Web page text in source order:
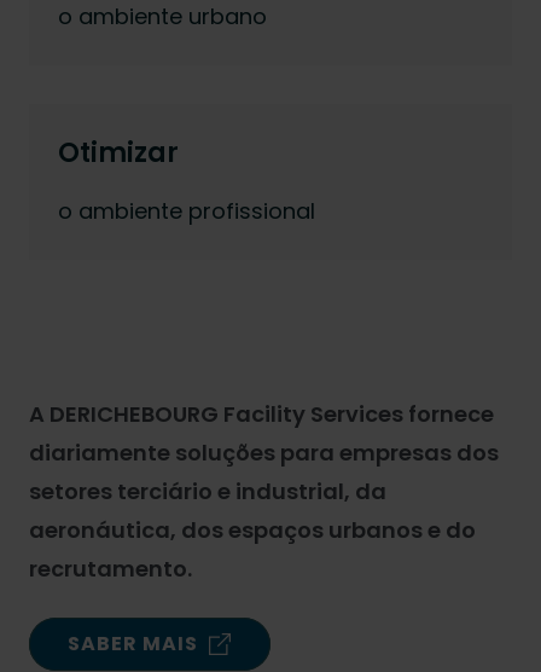
o ambiente urbano
Otimizar
o ambiente profissional
A DERICHEBOURG Facility Services fornece
diariamente soluções para empresas dos
setores terciário e industrial, da
aeronáutica, dos espaços urbanos e do
recrutamento.
SABER MAIS